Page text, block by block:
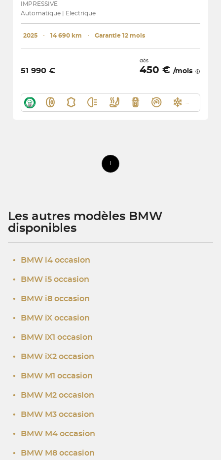
IMPRESSIVE
Automatique | Electrique
2025 ･ 14 690 km ･ Garantie 12 mois
51 990 €
dès
450 € /mois
Les autres modèles BMW
disponibles
• BMW i4 occasion
• BMW i5 occasion
• BMW i8 occasion
• BMW iX occasion
• BMW iX1 occasion
• BMW iX2 occasion
• BMW M1 occasion
• BMW M2 occasion
• BMW M3 occasion
• BMW M4 occasion
• BMW M8 occasion